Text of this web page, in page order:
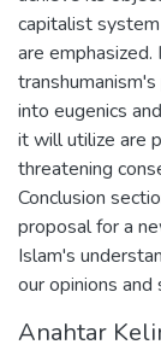
capitalist
are
into eugenics
it will utilize are
threatening
Conclusion
proposal for a
Islam's
our opinions
Anahtar